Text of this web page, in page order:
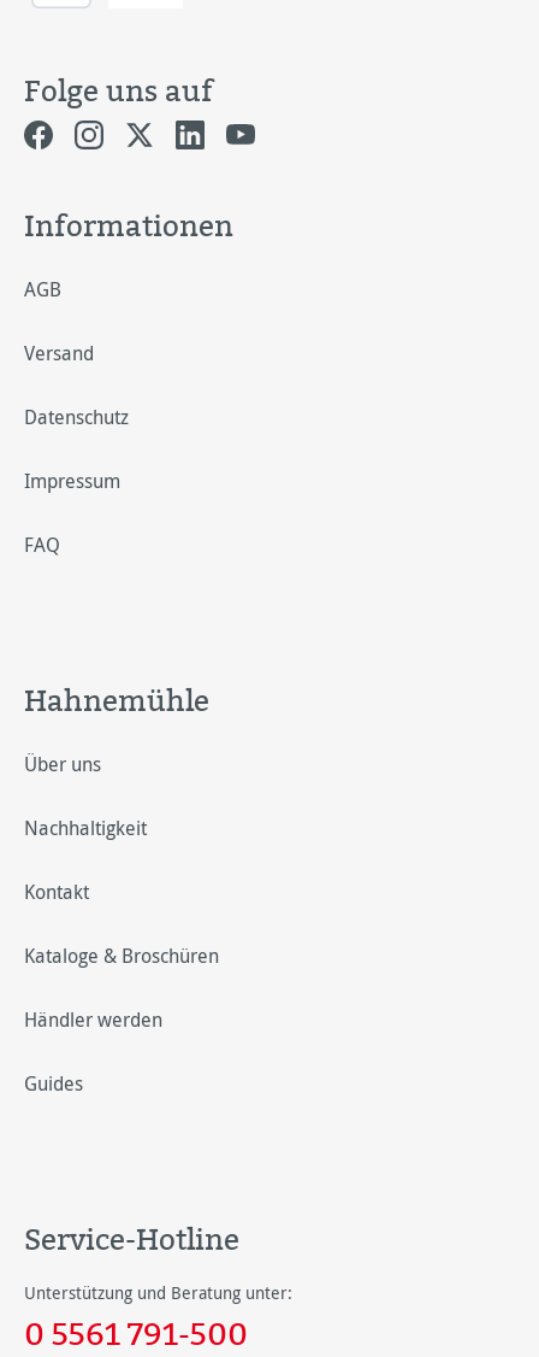
Folge uns auf
Informationen
AGB
Versand
Datenschutz
Impressum
FAQ
Hahnemühle
Über uns
Nachhaltigkeit
Kontakt
Kataloge & Broschüren
Händler werden
Guides
Service-Hotline
Unterstützung und Beratung unter:
0 5561 791-500